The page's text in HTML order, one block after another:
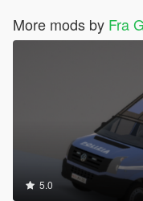
More mods by Fra
5.0